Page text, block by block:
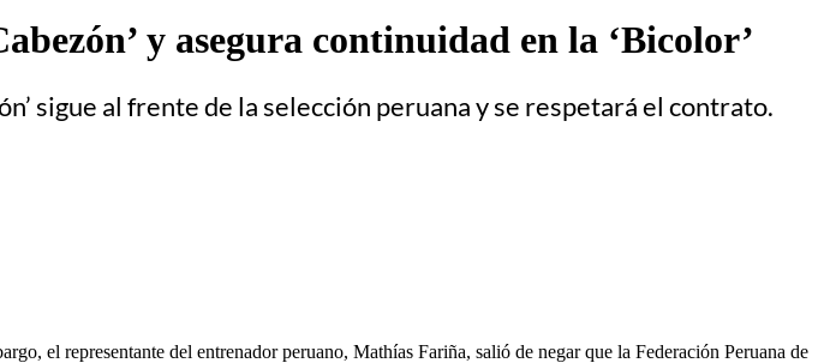
y asegura continuidad en la ‘Bicolor’
sigue al frente de la selección peruana y se respetará el contrato.
el representante del entrenador peruano, Mathías Fariña, salió de negar que la Federación Peruana de